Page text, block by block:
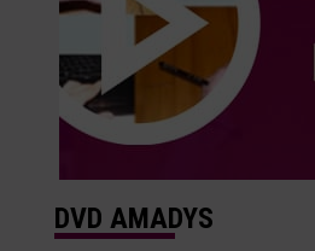
DVD AMADYS